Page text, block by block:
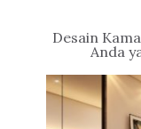
Desain
Anda